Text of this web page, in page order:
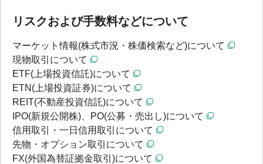
リスクおよび手数料などについて
マーケット情報(株式市況・株価検索など)について
現物取引について
ETF(上場投資信託)について
ETN(上場投資証券)について
REIT(不動産投資信託)について
IPO(新規公開株)、PO(公募・売出し)について
信用取引・一日信用取引について
先物・オプション取引について
FX(外国為替証拠金取引)について